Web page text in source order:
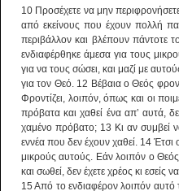
10 Προσέχετε να μην
από εκείνους που έχουν πολλή
περιβάλλον και βλέπουν πάντοτε
ενδιαφέρθηκε άμεσα για τους
για να τους σώσει, και μαζί με
για τον Θεό. 12 Βέβαια ο Θεός
Φροντίζει, λοιπόν, όπως και οι
πρόβατα και χαθεί ένα απ’ αυτά,
χαμένο πρόβατο; 13 Κι αν συμβεί
εννέα που δεν έχουν χαθεί. 14
μικρούς αυτούς. Εάν λοιπόν ο Θεός
και σωθεί, δεν έχετε χρέος κι
15 Από το ενδιαφέρον λοιπόν αυτό